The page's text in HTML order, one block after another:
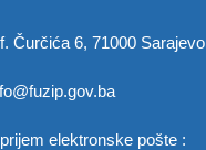
Čurčića 6, 71000 Sarajevo
elektronske pošte :